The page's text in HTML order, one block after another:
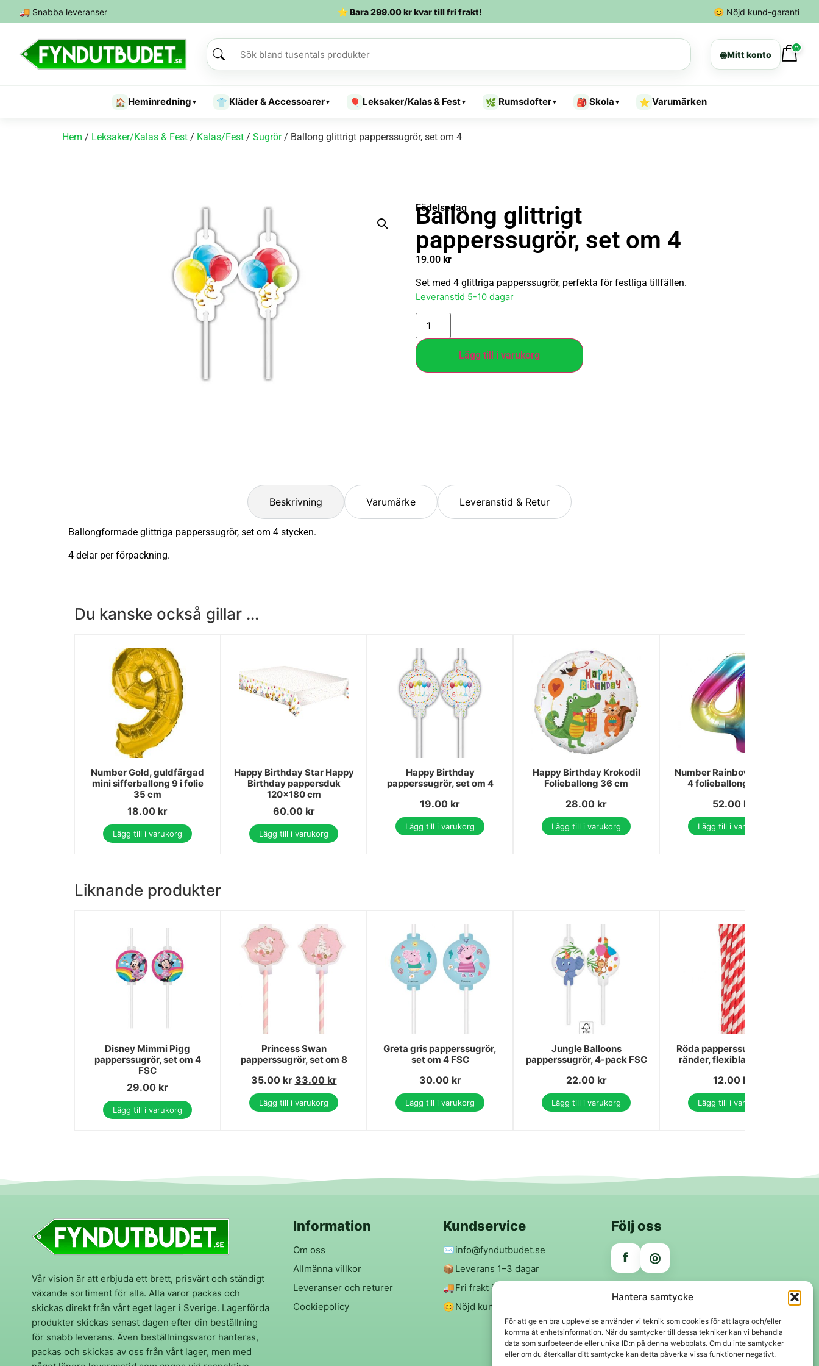
Hantera samtycke
För att ge en bra upplevelse använder vi teknik som cookies för att lagra och/eller
komma åt enhetsinformation. När du samtycker till dessa tekniker kan vi behandla
data som surfbeteende eller unika ID:n på denna webbplats. Om du inte samtycker
eller om du återkallar ditt samtycke kan detta påverka vissa funktioner negativt.
🚚 Snabba leveranser ⭐ Bara299.00krkvar till fri frakt! 😊 Nöjd kund-garanti
◉Mitt konto
0
🏠 Heminredning ▾ 👕 Kläder & Accessoarer▾ 🎈 Leksaker/Kalas & Fest▾ 🌿 Rumsdofter▾ 🎒 Skola ▾ ⭐ Varumärken
Hem / Leksaker/Kalas & Fest / Kalas/Fest / Sugrör/ Ballong glittrigt papperssugrör, set om 4
Födelsedag
Ballong glittrigt
papperssugrör, set om 4
19.00 kr
Set med 4 glittriga papperssugrör, perfekta för festliga tillfällen.
Leveranstid 5-10 dagar
Lägg till i varukorg
Beskrivning Varumärke Leveranstid & Retur
Ballongformade glittriga papperssugrör, set om 4 stycken.
4 delar per förpackning.
Du kanske också gillar ...
Number Gold, guldfärgad
mini sifferballong 9 i folie
35 cm
18.00 kr
Lägg till i varukorg
Happy Birthday Star Happy
Birthday pappersduk
120x180 cm
60.00 kr
Lägg till i varukorg
Happy Birthday
papperssugrör, set om 4
19.00 kr
Lägg till i varukorg
Happy Birthday Krokodil
Folieballong 36 cm
28.00 kr
Lägg till i varukorg
Number Rainbow nummer
4 folieballong 85 cm
52.00 kr
Lägg till i varukorg
Liknande produkter
Disney Mimmi Pigg
papperssugrör, set om 4
FSC
29.00 kr
Lägg till i varukorg
Princess Swan
papperssugrör, set om 8
35.00kr 33.00 kr
Lägg till i varukorg
Greta gris papperssugrör,
set om 4 FSC
30.00 kr
Lägg till i varukorg
Jungle Balloons
papperssugrör, 4-pack FSC
22.00 kr
Lägg till i varukorg
Röda papperssugrör med
ränder, flexibla, 12-pack
12.00 kr
Lägg till i varukorg
Vår vision är att erbjuda ett brett, prisvärt och ständigt
växande sortiment för alla. Alla varor packas och
skickas direkt från vårt eget lager i Sverige. Lagerförda
produkter skickas senast dagen efter din beställning
för snabb leverans. Även beställningsvaror hanteras,
packas och skickas av oss från vårt lager, men med
Information
Om oss
Allmänna villkor
Leveranser och returer
Cookiepolicy
Kundservice
✉️info@fyndutbudet.se
📦 Leverans 1–3 dagar
🚚Fri frakt över 299 kr
😊Nöjd kund-garanti
Följ oss
f ◎
Trygga betalningar
Klarna VISA Mastercard Swish